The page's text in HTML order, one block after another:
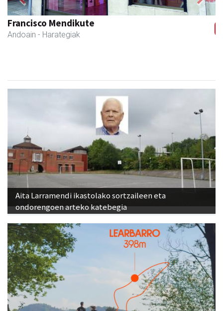
Francisco Mendikute
Andoain - Harategiak
Previous Next
Aita Larramendi ikastolako sortzaileen eta
ondorengoen arteko katebegia